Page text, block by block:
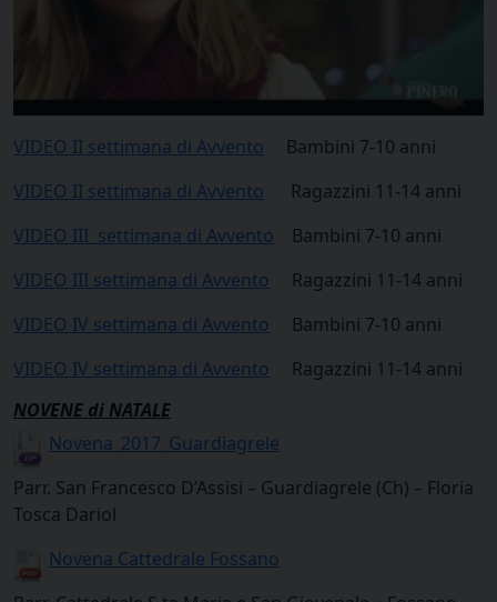
VIDEO II settimana di Avvento Bambini 7-10 anni
VIDEO II settimana di Avvento Ragazzini 11-14 anni
VIDEO III settimana di Avvento Bambini 7-10 anni
VIDEO III settimana di Avvento Ragazzini 11-14 anni
VIDEO IV settimana di Avvento Bambini 7-10 anni
VIDEO IV settimana di Avvento Ragazzini 11-14 anni
NOVENE di NATALE
Novena_2017_Guardiagrele
Parr. San Francesco D’Assisi – Guardiagrele (Ch) – Floria
Tosca Dariol
Novena Cattedrale Fossano